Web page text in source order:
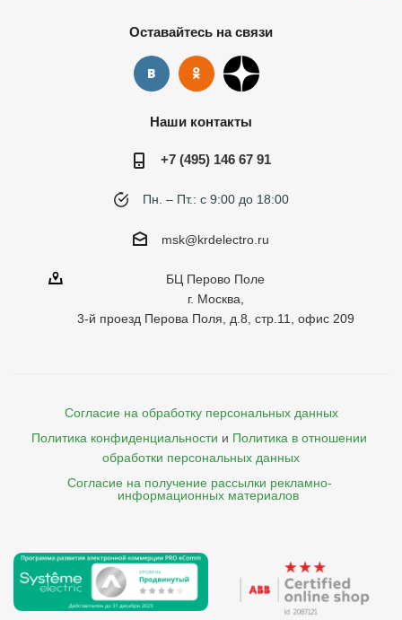
Оставайтесь на связи
Наши контакты
+7 (495) 146 67 91
Пн. – Пт.: с 9:00 до 18:00
msk@krdelectro.ru
БЦ Перово Поле
г. Москва,
3-й проезд Перова Поля, д.8, стр.11, офис 209
Согласие на обработку персональных данных
Политика конфиденциальности и Политика в отношении
обработки персональных данных
Согласие на получение рассылки рекламно-
    информационных материалов